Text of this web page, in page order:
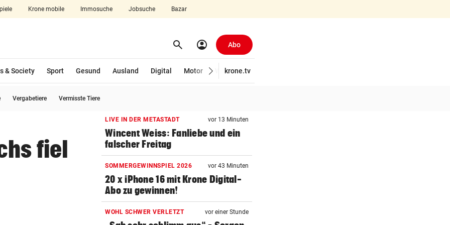
Krone mobile Immosuche Jobsuche Bazar
aufklappen search Suchen
account_circle Abo
& Society Sport Gesund Ausland Digital Motor Wirtschaft
krone.tv
Vergabetiere Vermisste Tiere
fiel
LIVE IN DER METASTADT vor 13 Minuten
Wincent Weiss: Fanliebe und ein
falscher Freitag
SOMMERGEWINNSPIEL 2026 vor 43 Minuten
20 x iPhone 16 mit Krone Digital-
Abo zu gewinnen!
WOHL SCHWER VERLETZT vor einer Stunde